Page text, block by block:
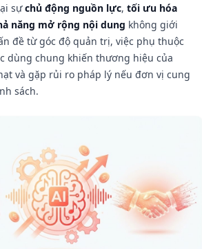
sựchủ động nguồn lực, tối ưu hóa
năng mở rộng nội dung không giới
đề từ góc độ quản trị, việc phụ thuộc
dùng chung khiến thương hiệu của
và gặp rủi ro pháp lý nếu đơn vị cung
sách.